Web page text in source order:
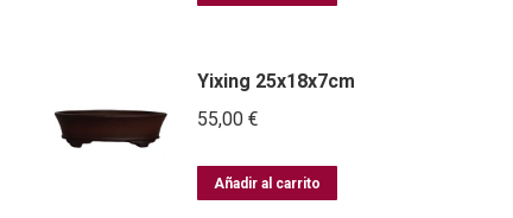
Yixing 25x18x7cm
55,00 €
Añadir al carrito